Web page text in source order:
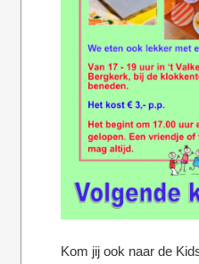
Kom jij ook naar de